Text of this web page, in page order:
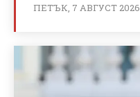
ПЕТЪК, 7 АВГУСТ 2026